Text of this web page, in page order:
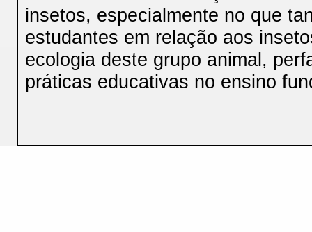
insetos, especialmente no que
estudantes em relação aos
ecologia deste grupo animal,
práticas educativas no ensino